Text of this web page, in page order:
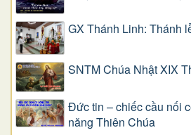
GX Thánh Linh: Thánh
SNTM Chúa Nhật XIX
Đức tin – chiếc cầu nối
năng Thiên Chúa